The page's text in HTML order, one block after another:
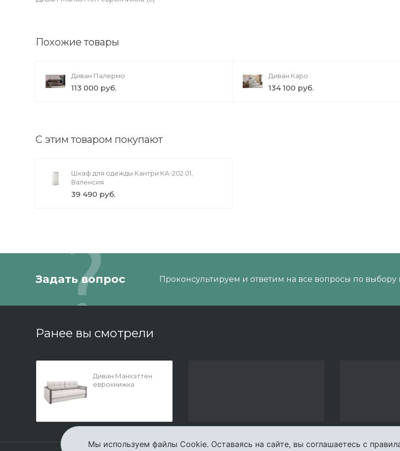
Похожие товары
Диван Палермо
113 000 руб.
Диван Каро
134 100 руб.
С этим товаром покупают
Шкаф для одежды Кантри КА-202.01,
Валенсия
39 490 руб.
Задать вопрос Проконсультируем и ответим на все вопросы по выбору
Ранее вы смотрели
Диван Манхэттен
еврокнижка
Мы используем файлы Cookie. Оставаясь на сайте, вы соглашаетесь с